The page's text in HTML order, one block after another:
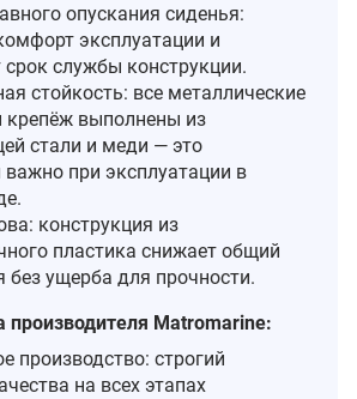
опускания сиденья:
эксплуатации и
срок службы конструкции.
стойкость: все металлические
крепёж выполнены из
стали и меди — это
важно при эксплуатации в
конструкция из
пластика снижает общий
без ущерба для прочности.
Matromarine:
производство: строгий
на всех этапах